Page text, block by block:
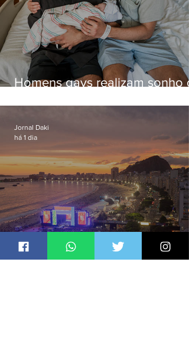
Homens gays realizam sonho
paternidade
Jornal Daki
há 1 dia